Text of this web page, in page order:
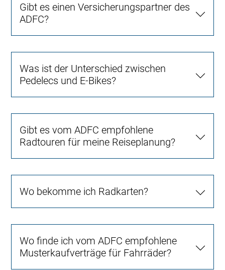
Gibt es einen Versicherungspartner des
ADFC?
Was ist der Unterschied zwischen
Pedelecs und E-Bikes?
Gibt es vom ADFC empfohlene
Radtouren für meine Reiseplanung?
Wo bekomme ich Radkarten?
Wo finde ich vom ADFC empfohlene
Musterkaufverträge für Fahrräder?